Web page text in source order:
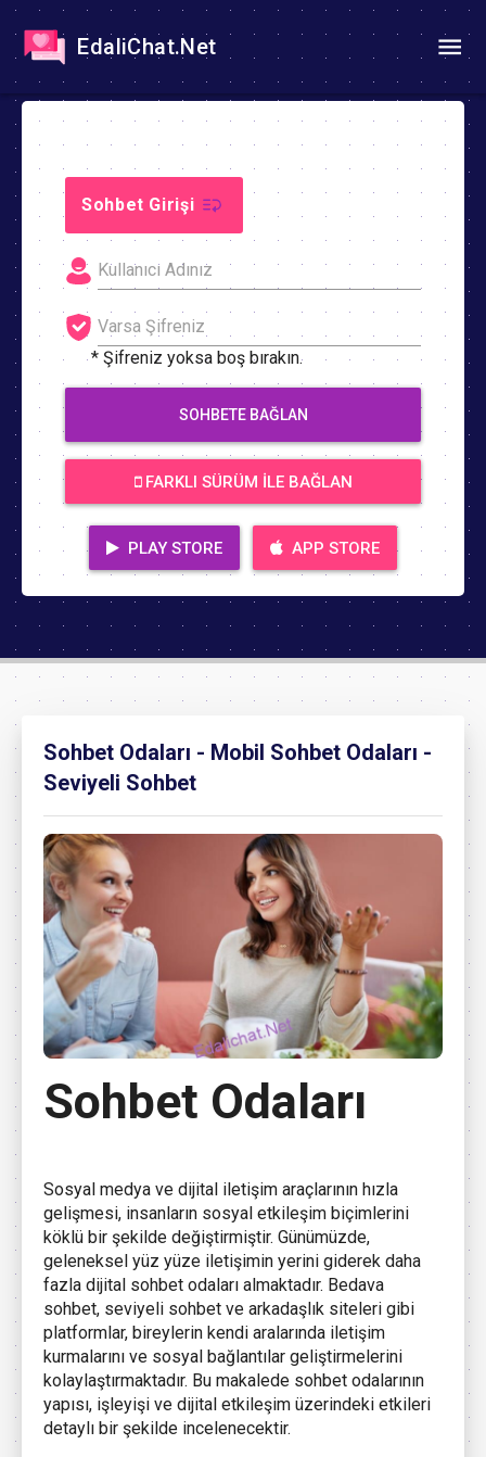
EdaliChat.Net
Sohbet Girişi
* Şifreniz yoksa boş bırakın.
SOHBETE BAĞLAN
FARKLI SÜRÜM İLE BAĞLAN
PLAY STORE APP STORE
Sohbet Odaları - Mobil Sohbet Odaları -
Seviyeli Sohbet
Sohbet Odaları
Sosyal medya ve dijital iletişim araçlarının hızla
gelişmesi, insanların sosyal etkileşim biçimlerini
köklü bir şekilde değiştirmiştir. Günümüzde,
geleneksel yüz yüze iletişimin yerini giderek daha
fazla dijital sohbet odaları almaktadır. Bedava
sohbet, seviyeli sohbet ve arkadaşlık siteleri gibi
platformlar, bireylerin kendi aralarında iletişim
kurmalarını ve sosyal bağlantılar geliştirmelerini
kolaylaştırmaktadır. Bu makalede sohbet odalarının
yapısı, işleyişi ve dijital etkileşim üzerindeki etkileri
detaylı bir şekilde incelenecektir.